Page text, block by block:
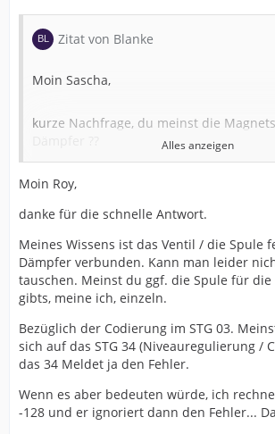
Zitat von Blanke
Moin Sascha,
kurze Nachfrage, du meinst die
Diese gibt's in der Bucht neu für nen
abstellen lassen....
Der Inhalt kann nicht angezeigt
keine Berechtigung haben, diesen
Alles anzeigen
Moin Roy,
danke für die schnelle Antwort.
Meines Wissens ist das Ventil / die Spule
Dämpfer verbunden. Kann man leider
tauschen. Meinst du ggf. die Spule für die
gibts, meine ich, einzeln.
Bezüglich der Codierung im STG 03.
sich auf das STG 34 (Niveauregulierung /
das 34 Meldet ja den Fehler.
Wenn es aber bedeuten würde, ich
-128 und er ignoriert dann den Fehler...